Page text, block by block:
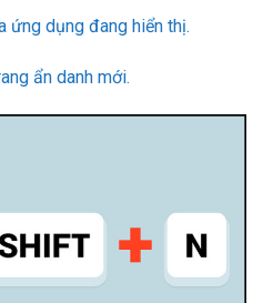
ứng dụng đang hiển thị.
ẩn danh mới.